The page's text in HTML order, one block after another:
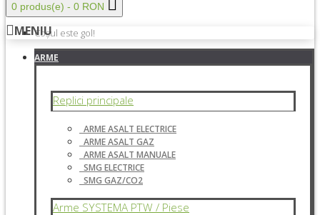
0 produs(e) - 0 RON
Coșul este gol!
MENIU
ARME
Replici principale
ARME ASALT ELECTRICE
ARME ASALT GAZ
ARME ASALT MANUALE
SMG ELECTRICE
SMG GAZ/CO2
Arme SYSTEMA PTW / Piese